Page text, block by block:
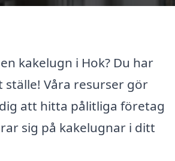
kakelugn i Hok? Du har
Våra resurser gör
att hitta pålitliga företag
sig på kakelugnar i ditt